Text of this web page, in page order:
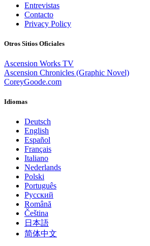
Entrevistas
Contacto
Privacy Policy
Otros Sitios Oficiales
Ascension Works TV
Ascension Chronicles (Graphic Novel)
CoreyGoode.com
Idiomas
Deutsch
English
Español
Français
Italiano
Nederlands
Polski
Português
Pусский
Română
Čeština
日本語
简体中文